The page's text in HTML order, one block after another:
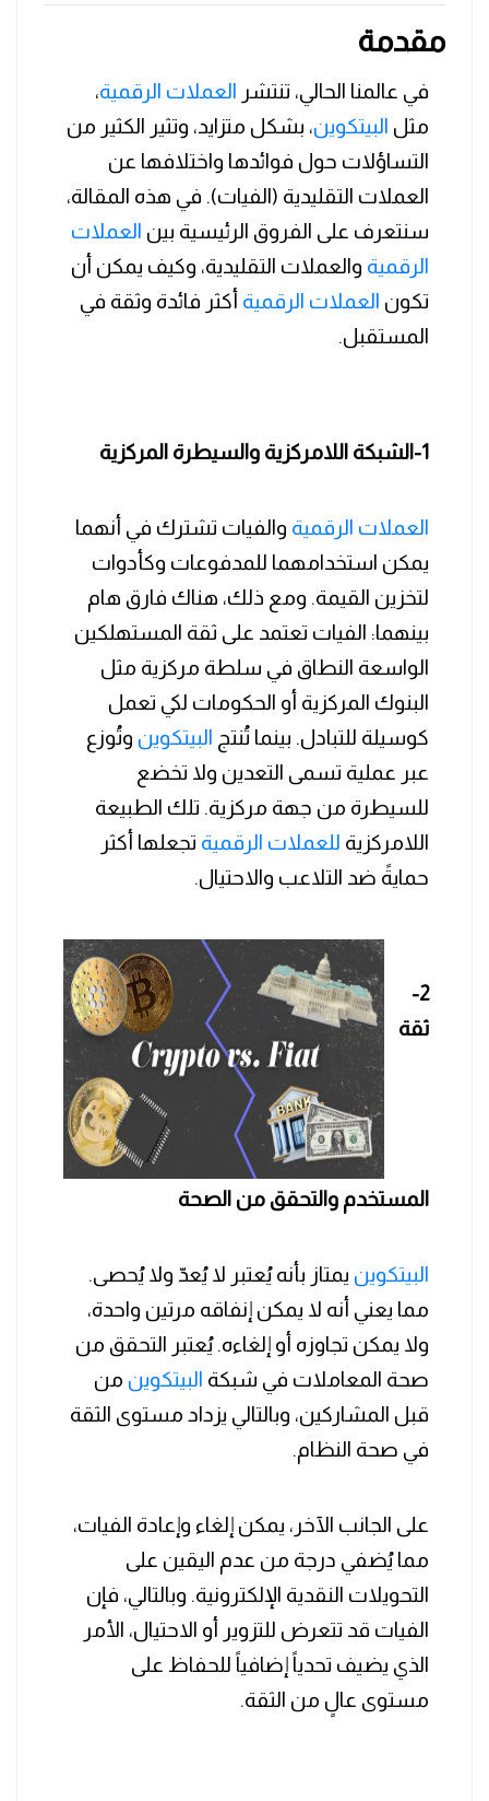
مقدمة
في عالمنا الحالي، تنتشر العملات الرقمية،
مثل البيتكوين، بشكل متزايد، وتثير الكثير من
التساؤلات حول فوائدها واختلافها عن
العملات التقليدية (الفيات). في هذه المقالة،
سنتعرف على الفروق الرئيسية بين العملات
الرقمية والعملات التقليدية، وكيف يمكن أن
تكون العملات الرقمية أكثر فائدة وثقة في
المستقبل.
1-الشبكة اللامركزية والسيطرة المركزية
العملات الرقمية والفيات تشترك في أنهما
يمكن استخدامهما للمدفوعات وكأدوات
لتخزين القيمة. ومع ذلك، هناك فارق هام
بينهما: الفيات تعتمد على ثقة المستهلكين
الواسعة النطاق في سلطة مركزية مثل
البنوك المركزية أو الحكومات لكي تعمل
كوسيلة للتبادل. بينما تُنتج البيتكوين وتُوزع
عبر عملية تسمى التعدين ولا تخضع
للسيطرة من جهة مركزية. تلك الطبيعة
اللامركزية للعملات الرقمية تجعلها أكثر
حمايةً ضد التلاعب والاحتيال.
2-
ثقة
المستخدم والتحقق من الصحة
البيتكوين يمتاز بأنه يُعتبر لا يُعدّ ولا يُحصى.
مما يعني أنه لا يمكن إنفاقه مرتين واحدة،
ولا يمكن تجاوزه أو إلغاءه. يُعتبر التحقق من
صحة المعاملات في شبكة البيتكوين من
قبل المشاركين، وبالتالي يزداد مستوى الثقة
في صحة النظام.
على الجانب الآخر، يمكن إلغاء وإعادة الفيات،
مما يُضفي درجة من عدم اليقين على
التحويلات النقدية الإلكترونية. وبالتالي، فإن
الفيات قد تتعرض للتزوير أو الاحتيال، الأمر
الذي يضيف تحدياً إضافياً للحفاظ على
مستوى عالٍ من الثقة.